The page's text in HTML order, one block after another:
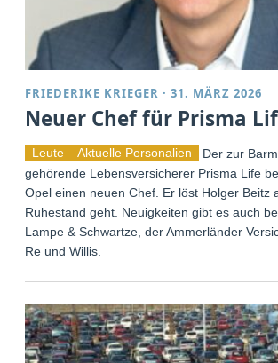
FRIEDERIKE KRIEGER ·31. MÄRZ 2026
Neuer Chef für Prisma
Leute – Aktuelle Personalien
Der zur
gehörende Lebensversicherer Prisma Life
Opel einen neuen Chef. Er löst Holger Beitz
Ruhestand geht. Neuigkeiten gibt es auch
Lampe & Schwartze, der Ammerländer
Re und Willis.